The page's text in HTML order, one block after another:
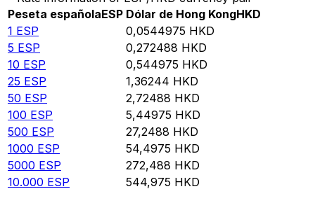
Peseta españolaESP Dólar de Hong KongHKD
1 ESP 0,0544975 HKD
5 ESP 0,272488 HKD
10 ESP 0,544975 HKD
25 ESP 1,36244 HKD
50 ESP 2,72488 HKD
100 ESP 5,44975 HKD
500 ESP 27,2488 HKD
1000 ESP 54,4975 HKD
5000 ESP 272,488 HKD
10.000 ESP 544,975 HKD